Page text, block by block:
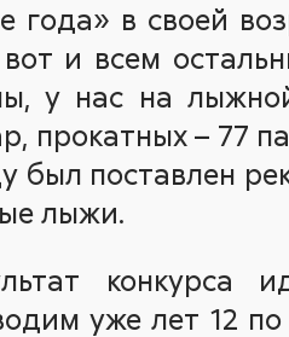
года» в своей
и всем
у нас на
прокатных – 77
был поставлен
лыжи.
конкурса
уже лет 12